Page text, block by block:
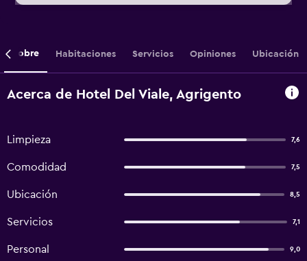
Sobre Habitaciones Servicios Opiniones Ubicación
Acerca de Hotel Del Viale, Agrigento
Limpieza 7,6
Comodidad 7,5
Ubicación 8,5
Servicios 7,1
Personal 9,0